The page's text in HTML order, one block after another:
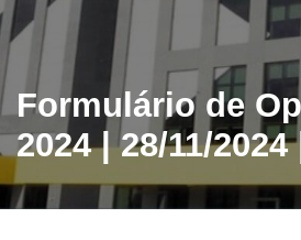
Formulário de
2024 | 28/11/